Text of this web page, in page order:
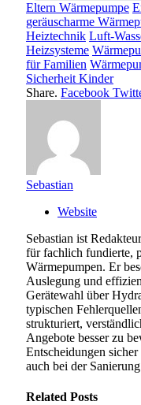
Eltern Wärmepumpe
geräuscharme
Heiztechnik Luft-
Heizsysteme
für Familien
Sicherheit Kinder
Share. Facebook
Sebastian
Website
Sebastian ist
für fachlich fundierte,
Wärmepumpen. Er
Auslegung und
Gerätewahl über
typischen
strukturiert,
Angebote besser zu
Entscheidungen
auch bei der
Related Posts